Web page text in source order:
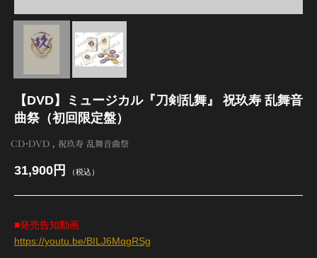
【DVD】ミュージカル『刀剣乱舞』 祝玖寿 乱舞音
曲祭（初回限定盤）
CD・DVD 祝玖寿 乱舞音曲祭
31,900円 （税込）
■発売告知動画
https://youtu.be/BILJ6MqgRSg